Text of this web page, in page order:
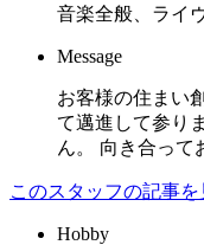
音楽全般、ライ
Message
お客様の住まい
て邁進して参り
ん。 向き合って
このスタッフの記事を
Hobby